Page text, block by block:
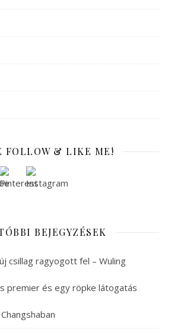
FOLLOW & LIKE ME!
BEJEGYZÉSEK
csillag ragyogott fel – Wuling
premier és egy röpke látogatás